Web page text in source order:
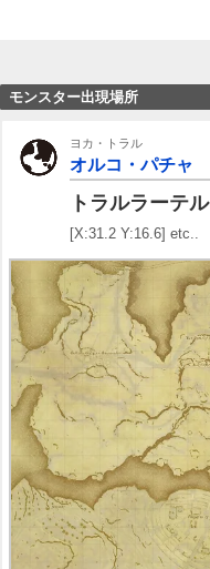
モンスター出現場所
ヨカ・トラル
オルコ・パチャ
トラルラーテル
[X:31.2 Y:16.6] etc..